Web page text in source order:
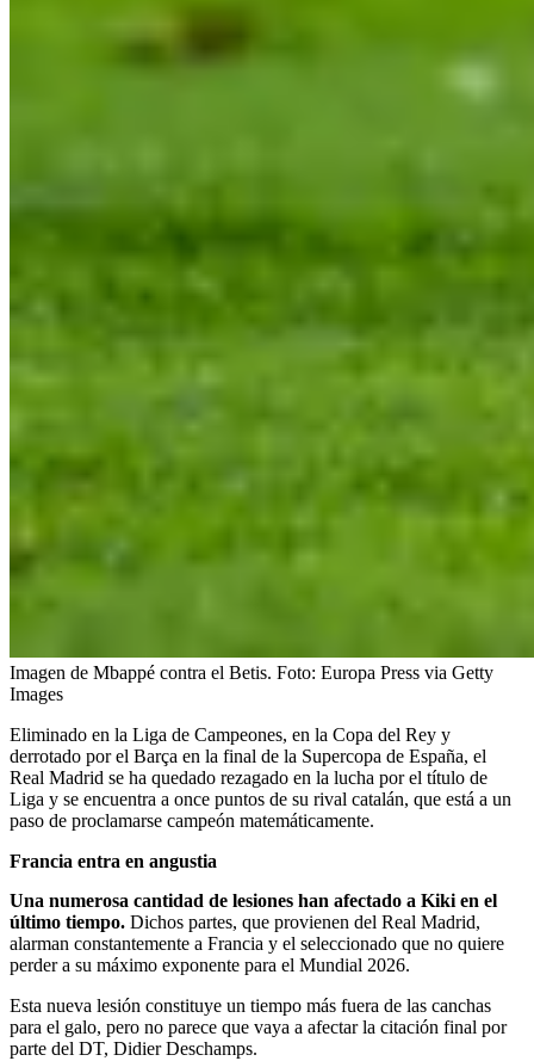
Imagen de Mbappé contra el Betis. Foto: Europa Press via Getty
Images
Eliminado en la Liga de Campeones, en la Copa del Rey y
derrotado por el Barça en la final de la Supercopa de España, el
Real Madrid se ha quedado rezagado en la lucha por el título de
Liga y se encuentra a once puntos de su rival catalán, que está a un
paso de proclamarse campeón matemáticamente.
Francia entra en angustia
Una numerosa cantidad de lesiones han afectado a Kiki en el
último tiempo. Dichos partes, que provienen del Real Madrid,
alarman constantemente a Francia y el seleccionado que no quiere
perder a su máximo exponente para el Mundial 2026.
Esta nueva lesión constituye un tiempo más fuera de las canchas
para el galo, pero no parece que vaya a afectar la citación final por
parte del DT, Didier Deschamps.